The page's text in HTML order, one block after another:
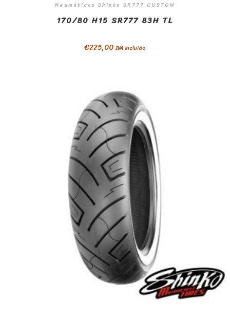
Neumáticos Shinko SR777 CUSTOM
170/80 H15 SR777 83H TL
€225,00 IVA incluido